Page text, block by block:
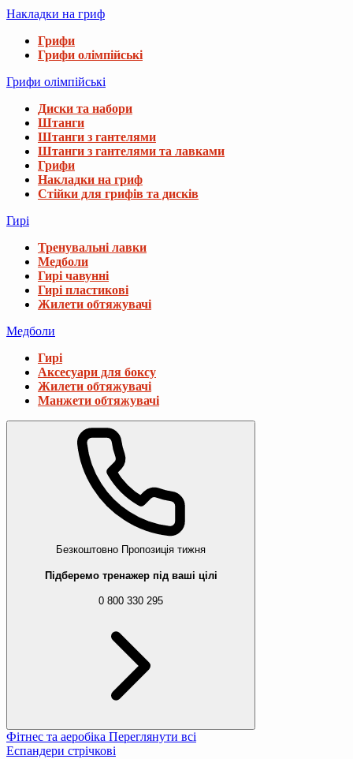
Накладки на гриф
Грифи
Грифи олімпійські
Грифи олімпійські
Диски та набори
Штанги
Штанги з гантелями
Штанги з гантелями та лавками
Грифи
Накладки на гриф
Стійки для грифів та дисків
Гирі
Тренувальні лавки
Медболи
Гирі чавунні
Гирі пластикові
Жилети обтяжувачі
Медболи
Гирі
Аксесуари для боксу
Жилети обтяжувачі
Манжети обтяжувачі
Безкоштовно Пропозиція тижня
Підберемо тренажер під ваші цілі
0 800 330 295
Фітнес та аеробіка Переглянути всі
Еспандери стрічкові